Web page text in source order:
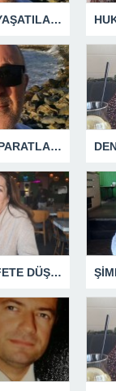
EMEKLİLERE YAŞATILAN CUMHURİYET TARİHİNİN EN BÜYÜK ZULMÜNÜN DERİN ANALİZİ !
KULLANIŞLI APARATLARIN KAÇINILMAZ SONU !
CHP MUHALEFETE DÜŞTÜ